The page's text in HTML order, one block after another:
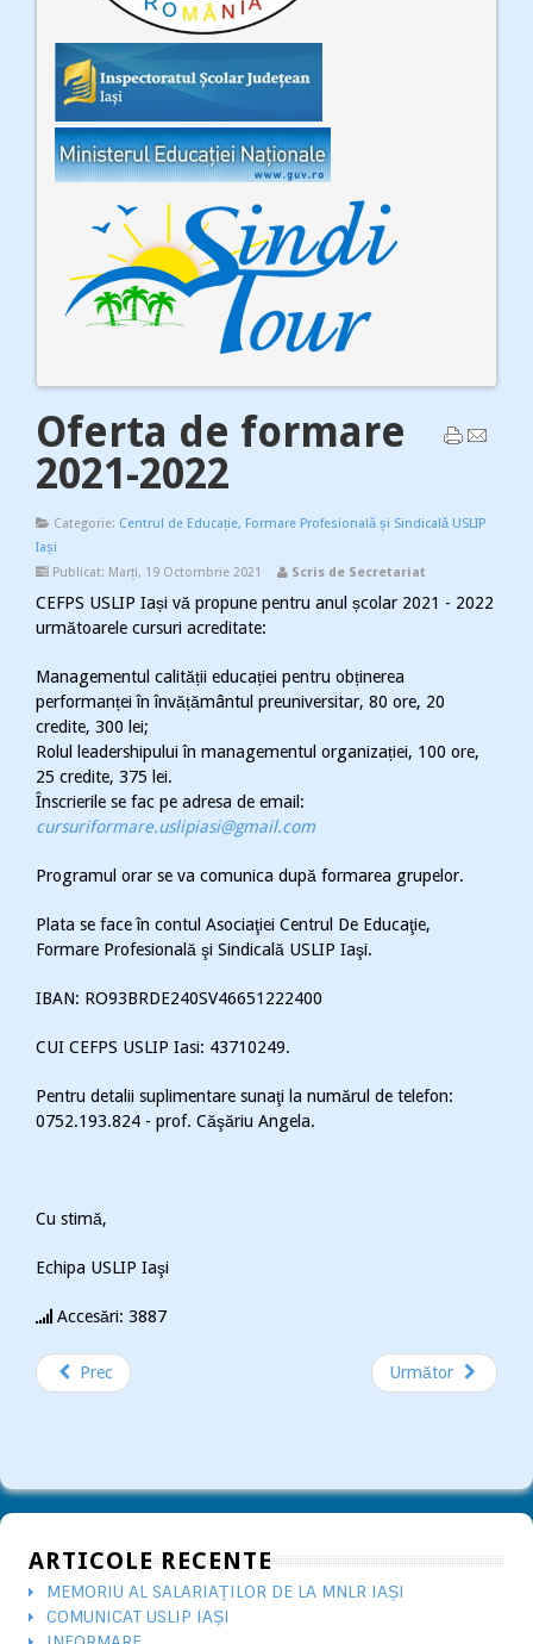
Oferta de formare
2021-2022
Categorie: Centrul de Educație, Formare Profesională și Sindicală USLIP
Iași
Publicat: Marți, 19 Octombrie 2021
Scris de Secretariat
CEFPS USLIP Iași vă propune pentru anul școlar 2021 - 2022
următoarele cursuri acreditate:
Managementul calității educației pentru obținerea
performanței în învățământul preuniversitar, 80 ore, 20
credite, 300 lei;
Rolul leadershipului în managementul organizației, 100 ore,
25 credite, 375 lei.
Înscrierile se fac pe adresa de email:
cursuriformare.uslipiasi@gmail.com
Programul orar se va comunica după formarea grupelor.
Plata se face în contul Asociaţiei Centrul De Educaţie,
Formare Profesională şi Sindicală USLIP Iaşi.
IBAN: RO93BRDE240SV46651222400
CUI CEFPS USLIP Iasi: 43710249.
Pentru detalii suplimentare sunaţi la numărul de telefon:
0752.193.824 - prof. Căşăriu Angela.
Cu stimă,
Echipa USLIP Iaşi
Accesări: 3887
Prec Următor
ARTICOLE RECENTE
MEMORIU AL SALARIAȚILOR DE LA MNLR IAȘI
COMUNICAT USLIP IAȘI